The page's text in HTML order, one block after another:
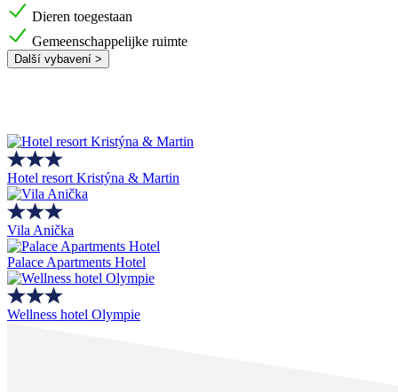
Dieren toegestaan
Gemeenschappelijke ruimte
Další vybavení >
Hotel resort Kristýna & Martin
Vila Anička
Palace Apartments Hotel
Wellness hotel Olympie